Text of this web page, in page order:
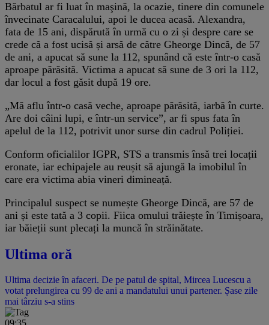
Bărbatul ar fi luat în maşină, la ocazie, tinere din comunele
învecinate Caracalului, apoi le ducea acasă. Alexandra,
fata de 15 ani, dispărută în urmă cu o zi și despre care se
crede că a fost ucisă și arsă de către Gheorge Dincă, de 57
de ani, a apucat să sune la 112, spunând că este într-o casă
aproape părăsită. Victima a apucat să sune de 3 ori la 112,
dar locul a fost găsit după 19 ore.
„Mă aflu într-o casă veche, aproape părăsită, iarbă în curte.
Are doi câini lupi, e într-un service”, ar fi spus fata în
apelul de la 112, potrivit unor surse din cadrul Poliției.
Conform oficialilor IGPR, STS a transmis însă trei locații
eronate, iar echipajele au reușit să ajungă la imobilul în
care era victima abia vineri dimineață.
Principalul suspect se numește Gheorge Dincă, are 57 de
ani și este tată a 3 copii. Fiica omului trăiește în Timișoara,
iar băieții sunt plecați la muncă în străinătate.
Ultima oră
Ultima decizie în afaceri. De pe patul de spital, Mircea Lucescu a
votat prelungirea cu 99 de ani a mandatului unui partener. Șase zile
mai târziu s-a stins
09:35